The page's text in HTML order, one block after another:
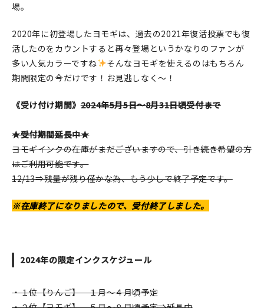
JAMグッズ
台湾グッズ
在庫限り
おすすめ特集
読みもの
ギャラリー
場。
2020年に初登場したヨモギは、過去の2021年復活投票でも復
活したのをカウントすると再々登場というかなりのファンが
多い人気カラーですね
そんなヨモギを使えるのはもちろん
期間限定の今だけです！お見逃しなく～！
《受け付け期間》2024年5月5日～8月31日頃受付まで
★受付期間延長中★
ヨモギインクの在庫がまだございますので、引き続き希望の方
はご利用可能です。
12/13⇒残量が残り僅かな為、もう少しで終了予定です。
※在庫終了になりましたので、受付終了しました。
2024年の限定インクスケジュール
・１位【りんご】 １月～４月頃予定